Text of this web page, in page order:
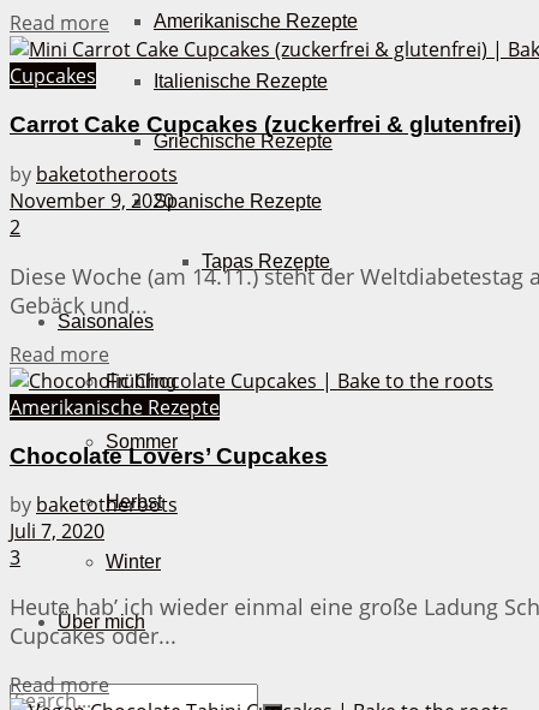
Amerikanische Rezepte
Italienische Rezepte
Griechische Rezepte
Spanische Rezepte
Tapas Rezepte
Saisonales
Frühling
Sommer
Herbst
Winter
Über mich
Read more Details
Cupcakes
Carrot Cake Cupcakes (zuckerfrei & glutenfrei)
by baketotheroots
November 9, 2020
2
Diese Woche (am 14.11.) steht der
Gebäck und...
Read more
Amerikanische Rezepte
Chocolate Lovers’ Cupcakes
by baketotheroots
Juli 7, 2020
3
Heute hab’ ich wieder einmal eine große Ladung
Cupcakes oder...
Read moreDetails